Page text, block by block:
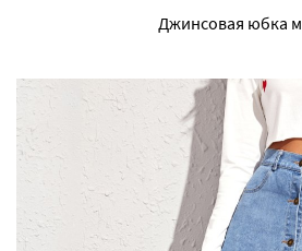
Джинсовая юбка